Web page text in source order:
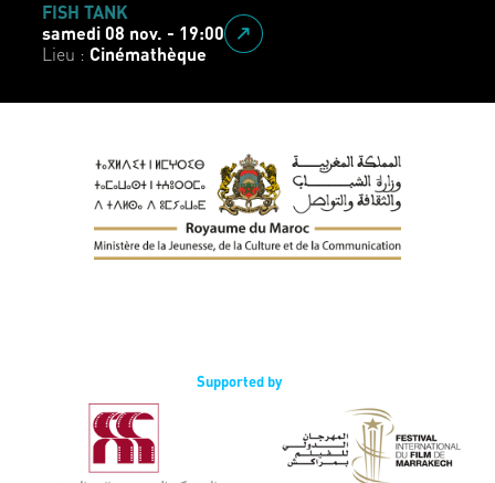
AZUR & ASMAR
dimanche 09 nov. - 11:00
Lieu :Cinémathèque
Supported by